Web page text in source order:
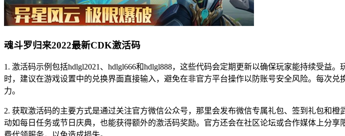
魂斗罗归来2022最新CDK激活码
1. 激活码示例包括hdlgl2021、hdlgl666和hdlgl888，这些代码会定期更新以确保玩家能持续受
时，建议在游戏设置中的兑换界面直接输入，避免在非官方平台操作以防账号安全风险。每次
力。
2. 获取激活码的主要方式是通过关注官方微信公众号，那里会发布微信专属礼包、签到礼包和
动如每日任务或节日庆典，也能获得额外的激活码奖励。官方还会在社区论坛或合作媒体上分